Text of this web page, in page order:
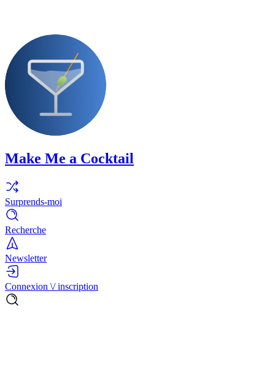
Make Me a Cocktail
Surprends-moi
Recherche
Newsletter
Connexion \/ inscription